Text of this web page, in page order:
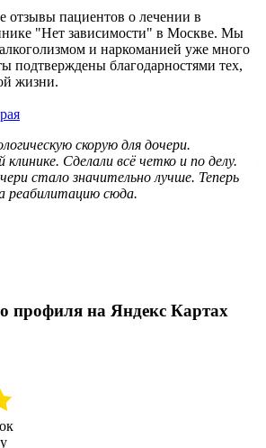
отзывы пациентов о лечении в
"Нет зависимости" в Москве. Мы
и наркоманией уже много
подтверждены благодарностями тех,
жизни.
скорую для дочери.
Сделали всё четко и по делу.
стало значительно лучше. Теперь
реабилитацию сюда.
профиля на Яндекс Картах